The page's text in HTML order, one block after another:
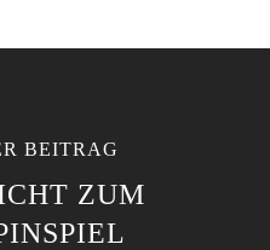
BEITRAG
ZUM